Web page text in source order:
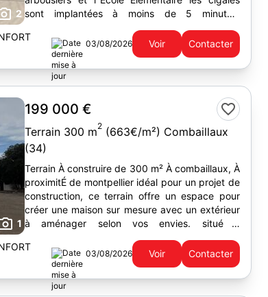
2 sont implantées à moins de 5 minutes.
03/08/2026 Voir Contacter
1
199 000 €
Terrain 300 m2 (663€/m²) Combaillaux
(34)
Terrain À construire de 300 m² À combaillaux, À
proximitÉ de montpellier idéal pour un projet de
construction, ce terrain offre un espace pour
créer une maison sur mesure avec un extérieur
à aménager selon vos envies. situé à
03/08/2026 Voir Contacter